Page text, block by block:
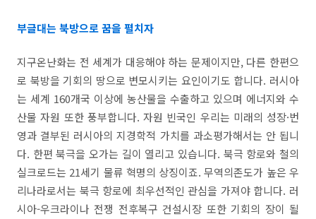
부글대는 북방으로 꿈을 펼치자
지구온난화는 전 세계가 대응해야 하는 문제이지만, 다른 한편으
로 북방을 기회의 땅으로 변모시키는 요인이기도 합니다. 러시아
는 세계 160개국 이상에 농산물을 수출하고 있으며 에너지와 수
산물 자원 또한 풍부합니다. 자원 빈국인 우리는 미래의 성장·번
영과 결부된 러시아의 지경학적 가치를 과소평가해서는 안 됩니
다. 한편 북극을 오가는 길이 열리고 있습니다. 북극 항로와 철의
실크로드는 21세기 물류 혁명의 상징이죠. 무역의존도가 높은 우
리나라로서는 북극 항로에 최우선적인 관심을 가져야 합니다. 러
시아-우크라이나 전쟁 전후복구 건설시장 또한 기회의 장이 될